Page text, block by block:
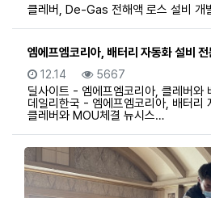
클레버, De-Gas 전해액 로스 설비 개
엠에프엠코리아, 배터리 자동화 설비
등록일
12.14 조회
5667
딜사이트 - 엠에프엠코리아, 클레버와
데일리한국 - 엠에프엠코리아, 배터리
클레버와 MOU체결 뉴시스…